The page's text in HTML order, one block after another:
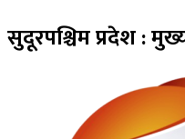
सुदूरपश्चिम प्रदेश :